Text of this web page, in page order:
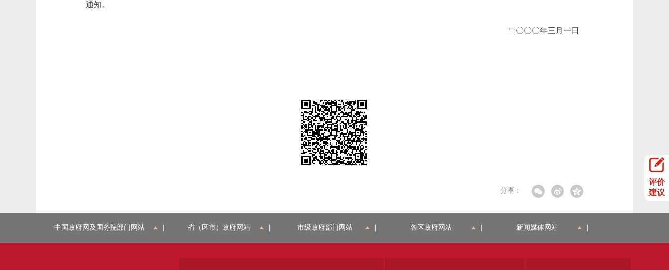
通知。
二〇〇〇年三月一日
分享：
评价
建议
中国政府网及国务院部门网站 省（区市）政府网站 市级政府部门网站 各区政府网站 新闻媒体网站